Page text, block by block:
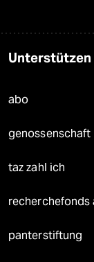
Unterstützen
abo
genossenschaft
taz zahl ich
recherchefonds
panterstiftung